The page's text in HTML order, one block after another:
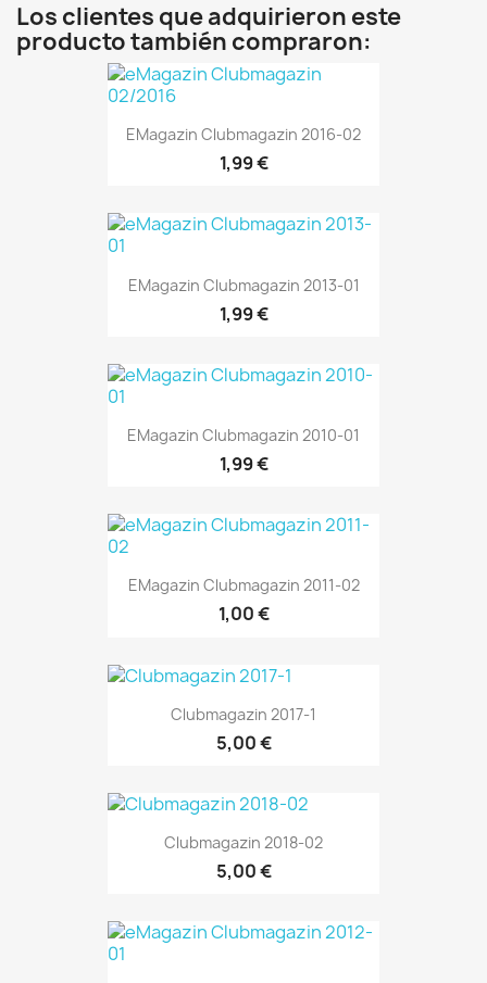
Los clientes que adquirieron este
producto también compraron:
EMagazin Clubmagazin 2016-02
1,99 €
EMagazin Clubmagazin 2013-01
1,99 €
EMagazin Clubmagazin 2010-01
1,99 €
EMagazin Clubmagazin 2011-02
1,00 €
Clubmagazin 2017-1
5,00 €
Clubmagazin 2018-02
5,00 €